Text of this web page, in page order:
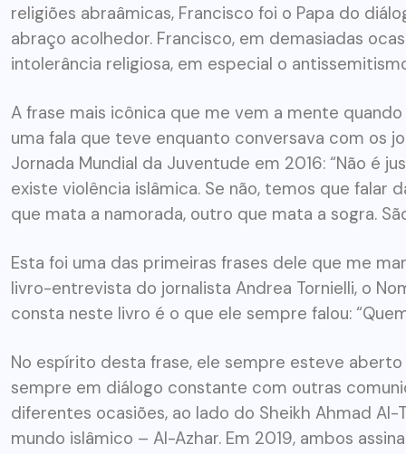
religiões abraâmicas, Francisco foi o Papa do
abraço acolhedor. Francisco, em demasiadas
intolerância religiosa, em especial o
A frase mais icônica que me vem a mente
uma fala que teve enquanto conversava com os
Jornada Mundial da Juventude em 2016: “Não é
existe violência islâmica. Se não, temos que falar
que mata a namorada, outro que mata a sogra.
Esta foi uma das primeiras frases dele que me
livro-entrevista do jornalista Andrea Tornielli, o
consta neste livro é o que ele sempre falou:
No espírito desta frase, ele sempre esteve
sempre em diálogo constante com outras
diferentes ocasiões, ao lado do Sheikh Ahmad
mundo islâmico – Al-Azhar. Em 2019, ambos
CESEEP
O ECUMENISMO
TRANSFORMADOR NASCE
DENTRO DE NÓS – PRISCILLA
DOS REIS RIBEIRO
29 DE JULHO DE 2026